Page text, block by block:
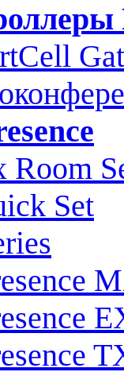
Room
Set